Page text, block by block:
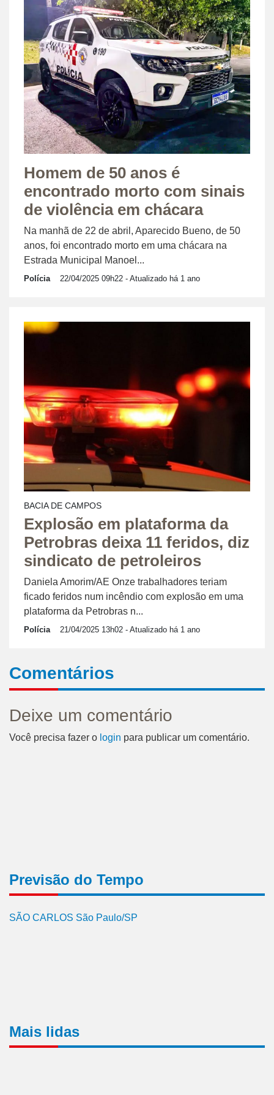
Homem de 50 anos é
encontrado morto com sinais
de violência em chácara
Na manhã de 22 de abril, Aparecido Bueno, de 50
anos, foi encontrado morto em uma chácara na
Estrada Municipal Manoel...
Polícia 22/04/2025 09h22 - Atualizado há 1 ano
BACIA DE CAMPOS
Explosão em plataforma da
Petrobras deixa 11 feridos, diz
sindicato de petroleiros
Daniela Amorim/AE Onze trabalhadores teriam
ficado feridos num incêndio com explosão em uma
plataforma da Petrobras n...
Polícia 21/04/2025 13h02 - Atualizado há 1 ano
Comentários
Deixe um comentário
Você precisa fazer o login para publicar um comentário.
Previsão do Tempo
SÃO CARLOS São Paulo/SP
Mais lidas